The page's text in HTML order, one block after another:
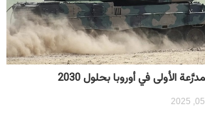
الأولى في أوروبا بحلول 2030